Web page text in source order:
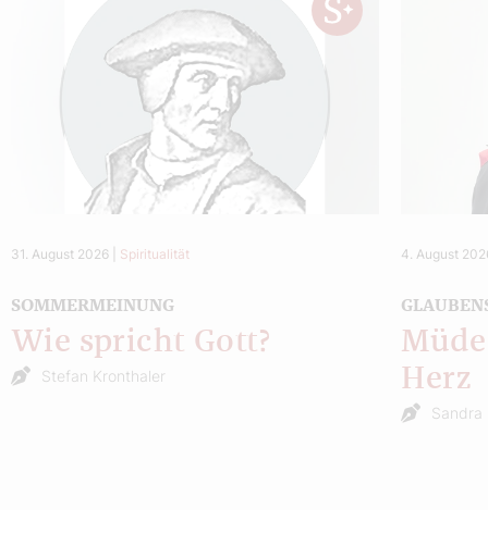
31. August 2026 Spiritualität
SOMMERMEINUNG
Wie spricht Gott?
Stefan Kronthaler
4. August
Herz
Sandra